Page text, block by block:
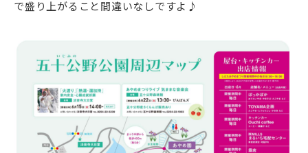
で盛り上がること間違いなしですよ♪